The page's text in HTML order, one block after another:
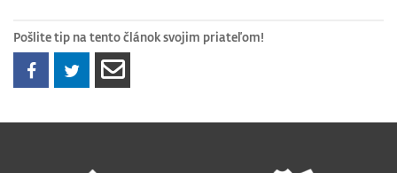
Pošlite tip na tento článok svojim priateľom!